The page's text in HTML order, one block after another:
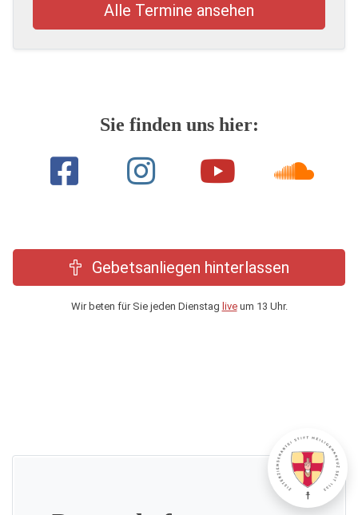
Alle Termine ansehen
Sie finden uns hier:
Gebetsanliegen hinterlassen
Wir beten für Sie jeden Dienstag liveum 13 Uhr.